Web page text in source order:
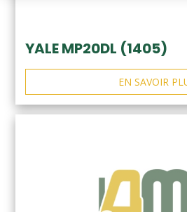
YALE MP20DL (1405)
EN SAVOIR